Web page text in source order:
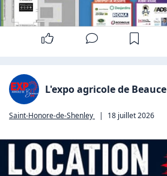
L'expo agricole de Beauce
Saint-Honore-de-Shenley | 18 juillet 2026